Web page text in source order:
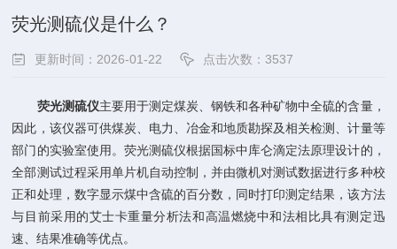
荧光测硫仪是什么？
更新时间：2026-01-22 点击次数：3537
荧光测硫仪主要用于测定煤炭、钢铁和各种矿物中全硫的含量，
因此，该仪器可供煤炭、电力、冶金和地质勘探及相关检测、计量等
部门的实验室使用。荧光测硫仪根据国标中库仑滴定法原理设计的，
全部测试过程采用单片机自动控制，并由微机对测试数据进行多种校
正和处理，数字显示煤中含硫的百分数，同时打印测定结果，该方法
与目前采用的艾士卡重量分析法和高温燃烧中和法相比具有测定迅
速、结果准确等优点。